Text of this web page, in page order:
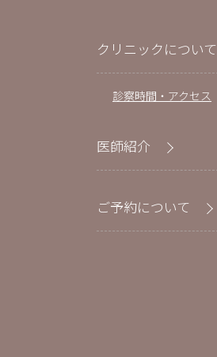
クリニックについて
診察時間・アクセス
医師紹介
ご予約について